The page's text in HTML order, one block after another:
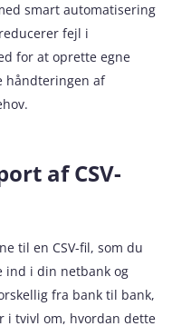
smart automatisering
fejl i
for at oprette egne
håndteringen af
af CSV-
til en CSV-fil, som du
ind i din netbank og
fra bank til bank,
i tvivl om, hvordan dette